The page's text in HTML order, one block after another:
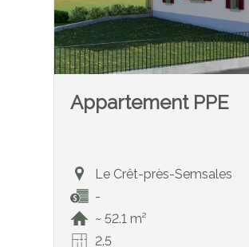
Appartement PPE
Le Crêt-près-Semsales
-
~ 52.1 m²
2.5